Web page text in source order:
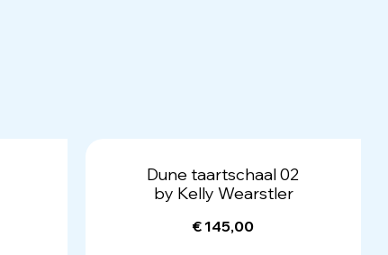
Dune taartschaal 02
by Kelly Wearstler
€ 145,00